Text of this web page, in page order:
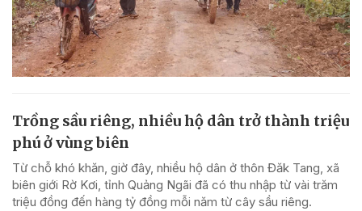
Trồng sầu riêng, nhiều hộ dân trở thành triệu
phú ở vùng biên
Từ chỗ khó khăn, giờ đây, nhiều hộ dân ở thôn Đăk Tang, xã
biên giới Rờ Kơi, tỉnh Quảng Ngãi đã có thu nhập từ vài trăm
triệu đồng đến hàng tỷ đồng mỗi năm từ cây sầu riêng.